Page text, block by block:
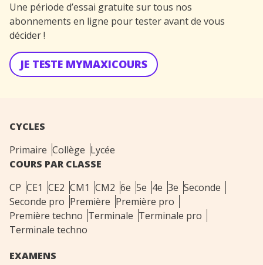
Une période d’essai gratuite sur tous nos
abonnements en ligne pour tester avant de vous
décider !
JE TESTE MYMAXICOURS
CYCLES
Primaire Collège Lycée
COURS PAR CLASSE
CP CE1 CE2 CM1 CM2 6e 5e 4e 3e Seconde
Seconde pro Première Première pro
Première techno Terminale Terminale pro
Terminale techno
EXAMENS